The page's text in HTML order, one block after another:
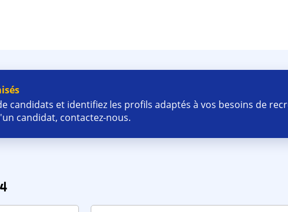
candidats et identifiez les profils adaptés à vos besoins de
candidat, contactez-nous.